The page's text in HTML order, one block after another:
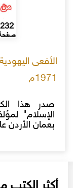
الأفعى
1971م
صدر هذا
الإسلام"
بعمان الأردن عام